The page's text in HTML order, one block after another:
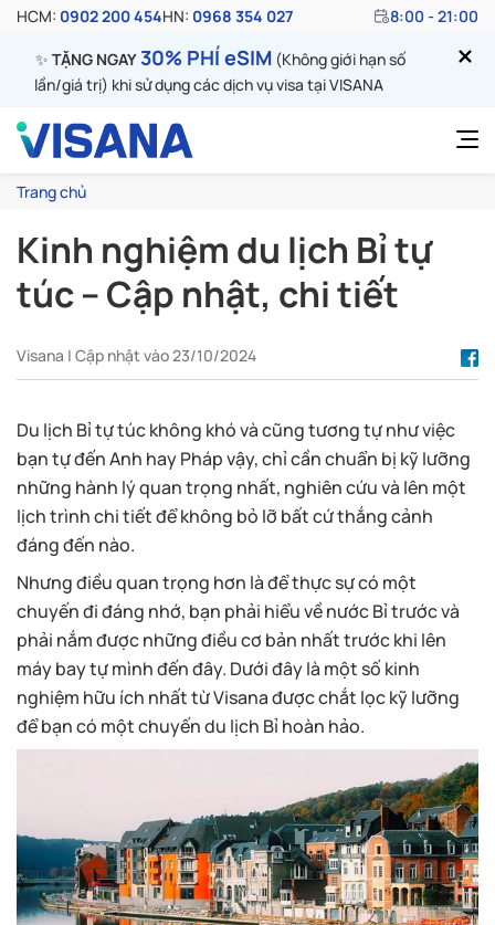
HCM: 0902 200 454HN: 0968 354 027 8:00 - 21:00
✨ TẶNG NGAY30% PHÍ eSIM (Không giới hạn số
lần/giá trị) khi sử dụng các dịch vụ visa tại VISANA
Trang chủ
Kinh nghiệm du lịch Bỉ tự
túc – Cập nhật, chi tiết
Visana | Cập nhật vào 23/10/2024
Du lịch Bỉ tự túc không khó và cũng tương tự như việc
bạn tự đến Anh hay Pháp vậy, chỉ cần chuẩn bị kỹ lưỡng
những hành lý quan trọng nhất, nghiên cứu và lên một
lịch trình chi tiết để không bỏ lỡ bất cứ thắng cảnh
đáng đến nào.
Nhưng điều quan trọng hơn là để thực sự có một
chuyến đi đáng nhớ, bạn phải hiểu về nước Bỉ trước và
phải nắm được những điều cơ bản nhất trước khi lên
máy bay tự mình đến đây. Dưới đây là một số kinh
nghiệm hữu ích nhất từ Visana được chắt lọc kỹ lưỡng
để bạn có một chuyến du lịch Bỉ hoàn hảo.